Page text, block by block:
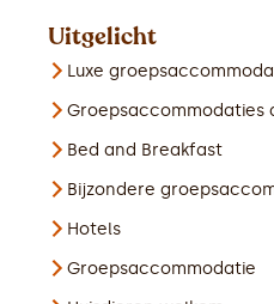
Uitgelicht
Luxe
Groepsaccommodaties
Bed and Breakfast
Bijzondere
Hotels
Groepsaccommodatie